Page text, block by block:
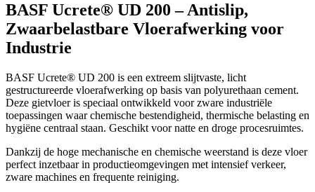
BASF Ucrete® UD 200 – Antislip,
Zwaarbelastbare Vloerafwerking voor
Industrie
BASF Ucrete® UD 200 is een extreem slijtvaste, licht
gestructureerde vloerafwerking op basis van polyurethaan cement.
Deze gietvloer is speciaal ontwikkeld voor zware industriële
toepassingen waar chemische bestendigheid, thermische belasting en
hygiëne centraal staan. Geschikt voor natte en droge procesruimtes.
Dankzij de hoge mechanische en chemische weerstand is deze vloer
perfect inzetbaar in productieomgevingen met intensief verkeer,
zware machines en frequente reiniging.